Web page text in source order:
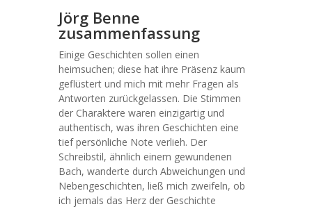
Jörg Benne
zusammenfassung
Einige Geschichten sollen einen
heimsuchen; diese hat ihre Präsenz kaum
geflüstert und mich mit mehr Fragen als
Antworten zurückgelassen. Die Stimmen
der Charaktere waren einzigartig und
authentisch, was ihren Geschichten eine
tief persönliche Note verlieh. Der
Schreibstil, ähnlich einem gewundenen
Bach, wanderte durch Abweichungen und
Nebengeschichten, ließ mich zweifeln, ob
ich jemals das Herz der Geschichte